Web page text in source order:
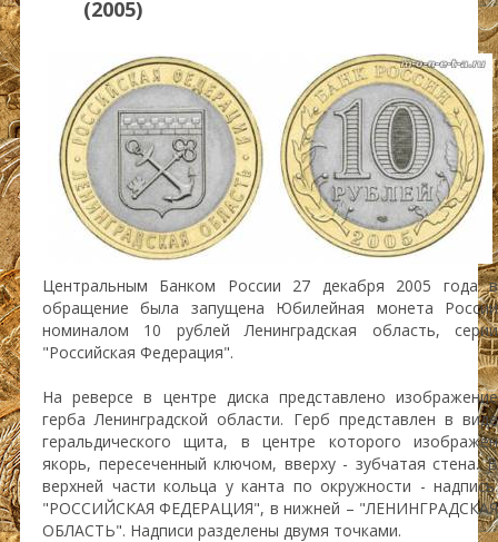
(2005)
Центральным Банком России 27 декабря 2005 года в
обращение была запущена Юбилейная монета России
номиналом 10 рублей Ленинградская область, серии
"Российская Федерация".
На реверсе в центре диска представлено изображение
герба Ленинградской области. Герб представлен в виде
геральдического щита, в центре которого изображен
якорь, пересеченный ключом, вверху - зубчатая стена. В
верхней части кольца у канта по окружности - надпись:
"РОССИЙСКАЯ ФЕДЕРАЦИЯ", в нижней – "ЛЕНИНГРАДСКАЯ
ОБЛАСТЬ". Надписи разделены двумя точками.